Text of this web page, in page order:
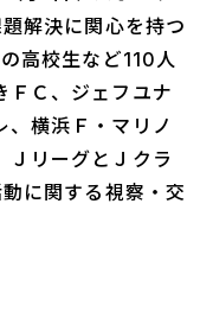
解決に関心を持つ
高校生など110人
ＦＣ、ジェフユナ
、横浜Ｆ・マリノ
ＪリーグとＪクラ
動に関する視察‧交